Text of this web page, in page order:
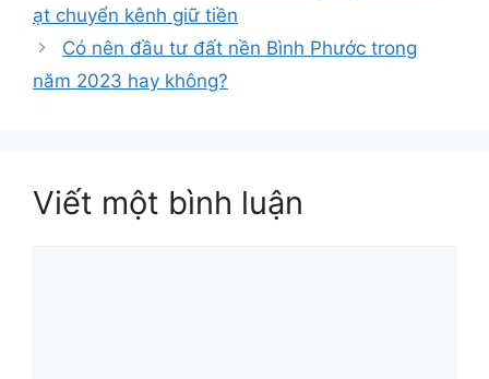
ạt chuyển kênh giữ tiền
Có nên đầu tư đất nền Bình Phước trong
năm 2023 hay không?
Viết một bình luận